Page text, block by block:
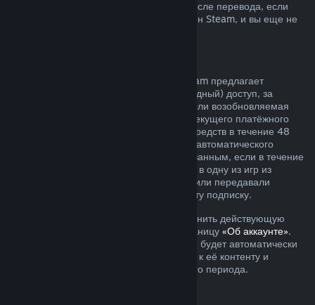
средств в течение четырнадцати дней после перевода, если
средства были переведены через магазин Steam, и вы еще не
Для определённого контента и услуг Steam предлагает
периодический (ежемесячный или ежегодный) доступ, за
который взимается регулярная плата. Если возобновляемая
подписка не использовалась в течение текущего платёжного
периода, вы можете запросить возврат средств в течение 48
часов с момента покупки или с момента автоматического
продления. Контент считается использованным, если в течение
текущего платёжного периода вы играли в одну из игр из
подписки либо использовали, изменяли или передавали
преимущества или скидки, входящие в эту подписку.
Обратите внимание, что вы можете отменить действующую
подписку в любое время, перейдя на станицу «Об аккаунте».
После отмены ваша подписка больше не будет автоматически
продлеваться, но у вас останется доступ к её контенту и
преимуществам до окончания платёжного периода.